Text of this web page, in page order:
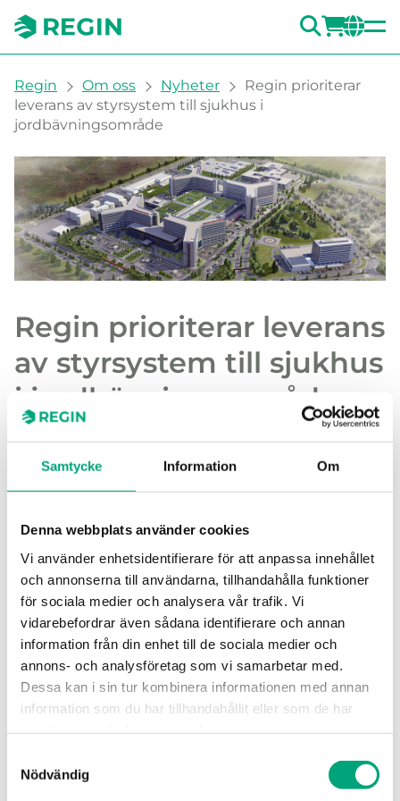
Samtycke Information Om
Denna webbplats använder cookies
Vi använder enhetsidentifierare för att anpassa innehållet
och annonserna till användarna, tillhandahålla funktioner
för sociala medier och analysera vår trafik. Vi
vidarebefordrar även sådana identifierare och annan
information från din enhet till de sociala medier och
annons- och analysföretag som vi samarbetar med.
Dessa kan i sin tur kombinera informationen med annan
information som du har tillhandahållit eller som de har
Nödvändig
SÖK
You are here:
Regin Om oss Nyheter
Regin prioriterar
leverans av styrsystem till sjukhus i
jordbävningsområde
Regin prioriterar leverans
av styrsystem till sjukhus
i jordbävningsområde
Sedan en tid tillbaka driver Rönesans
Construction, tillsammans med Regin Turkiet
som underentreprenör, ett projekt som
sjukhus. Målbilden var att sjukhuset skulle stå
klart till sommaren, men när landet
drabbades av stora jordskalv i februari fick
produktionen anpassa sig till nya
förutsättningar. Samtidigt har
naturkatastrofen lett till att behovet av ett
nytt sjukhus är större än någonsin.
”När jordskalven drabbade de sydöstra delarna av
projektet i två veckor. Lyckligtvis har alla på
arbetsplatsen klarat sig oskadda och vårt tekniska